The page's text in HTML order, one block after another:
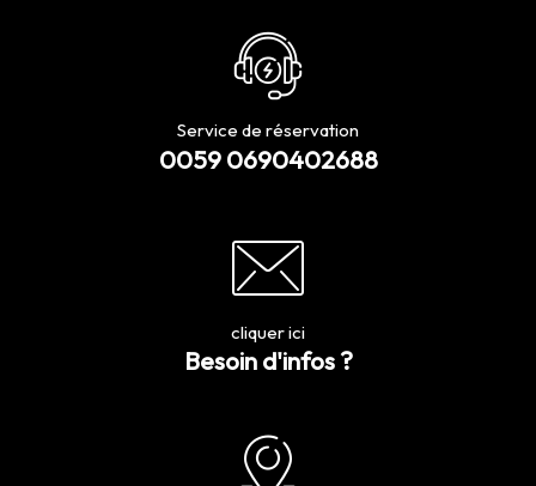
Service de réservation
0059 0690402688
cliquer ici
Besoin d'infos ?